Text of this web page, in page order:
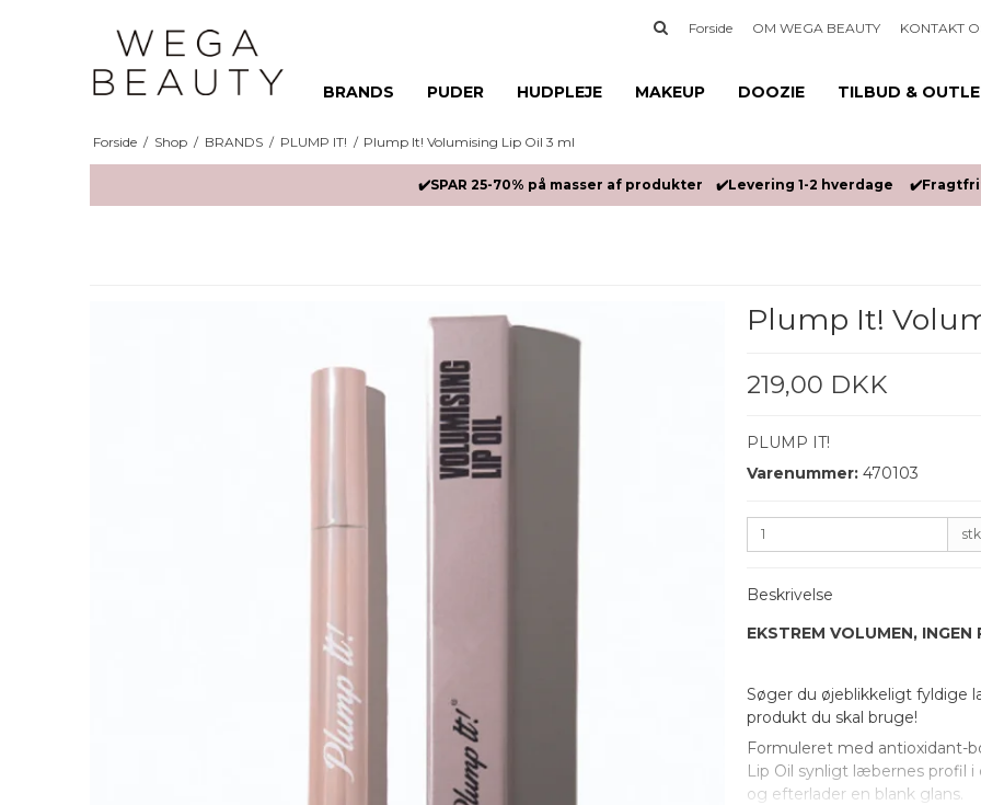
Forside OM WEGA BEAUTY KONTAKT
BRANDS PUDER HUDPLEJE MAKEUP DOOZIE TILBUD &
Forside / Shop / BRANDS / PLUMP IT! / Plump It! Volumising Lip Oil 3 ml
✔️SPAR 25-70% på masser af produkter ✔️Levering 1-2 hverdage
Plump It!
219,00 DKK
PLUMP IT!
Varenummer: 470103
stk.
Beskrivelse
EKSTREM VOLUMEN,
Søger du øjeblikkeligt fyldige
produkt du skal bruge!
Formuleret med antioxidant-
Lip Oil synligt læbernes profil
og efterlader en blank glans.